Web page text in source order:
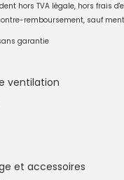
hors TVA légale, hors frais
remboursement, sauf
garantie
ventilation
et accessoires